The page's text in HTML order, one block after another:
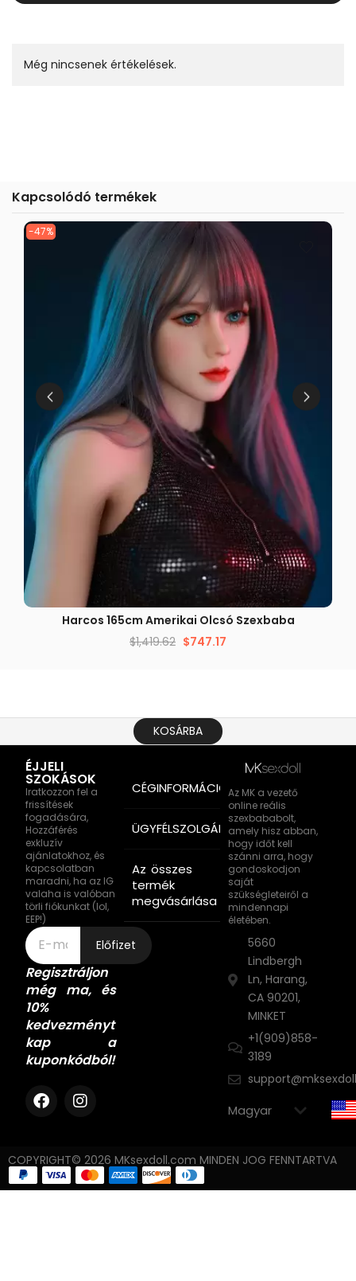
Még nincsenek értékelések.
Kapcsolódó termékek
-47%
GYORS NÉZET
Harcos 165cm Amerikai Olcsó Szexbaba
$1,419.62 $747.17
KOSÁRBA
ÉJJELI
SZOKÁSOK
Iratkozzon fel a
frissítések
fogadására,
Hozzáférés
exkluzív
ajánlatokhoz, és
kapcsolatban
maradni, ha az IG
valaha is valóban
törli fiókunkat (lol,
EEP!)
Előfizet
Regisztráljon
még ma, és
10%
kedvezményt
kap a
kuponkódból!
CÉGINFORMÁCIÓ
ÜGYFÉLSZOLGÁLAT
Az összes
termék
megvásárlása
Az MK a vezető
online reális
szexbababolt,
amely hisz abban,
hogy időt kell
szánni arra, hogy
gondoskodjon
saját
szükségleteiről a
mindennapi
életében.
5660
Lindbergh
Ln, Harang,
CA 90201,
MINKET
+1(909)858-
3189
COPYRIGHT© 2026 MKsexdoll.com MINDEN JOG FENNTARTVA